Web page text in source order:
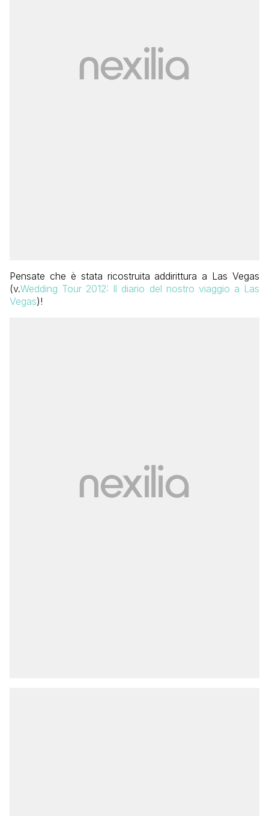
Pensate che è stata ricostruita addirittura a Las Vegas
(v.Wedding Tour 2012: Il diario del nostro viaggio a Las
Vegas)!